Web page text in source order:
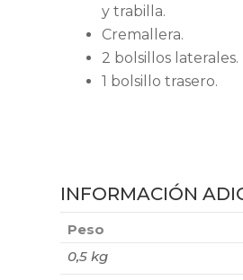
y trabilla.
Cremallera.
2 bolsillos laterales.
1 bolsillo trasero.
INFORMACIÓN
Peso
0,5 kg